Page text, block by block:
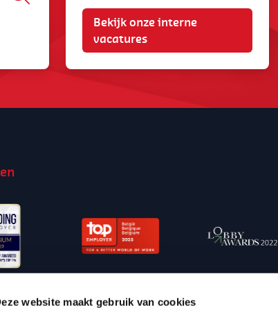
website maakt gebruik van cookies
Bekijk onze interne
vacatures